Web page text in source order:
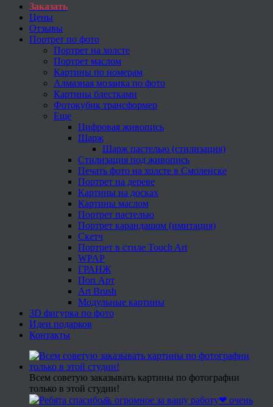
Заказать
Цены
Отзывы
Портрет по фото
Портрет на холсте
Портрет маслом
Картины по номерам
Алмазная мозаика по фото
Картины блестками
Фотокубик трансформер
Еще
Цифровая живопись
Шарж
Шарж пастелью (стилизация)
Стилизация под живопись
Печать фото на холсте в Смоленске
Портрет на дереве
Картины на досках
Картины маслом
Портрет пастелью
Портрет карандашом (имитация)
Скетч
Портрет в стиле Touch Art
WPAP
ГРАНЖ
Поп Арт
Art Brush
Модульные картины
3D фигурка по фото
Идеи подарков
Контакты
Всем советую заказывать картины по фотографии
только в этой студии!